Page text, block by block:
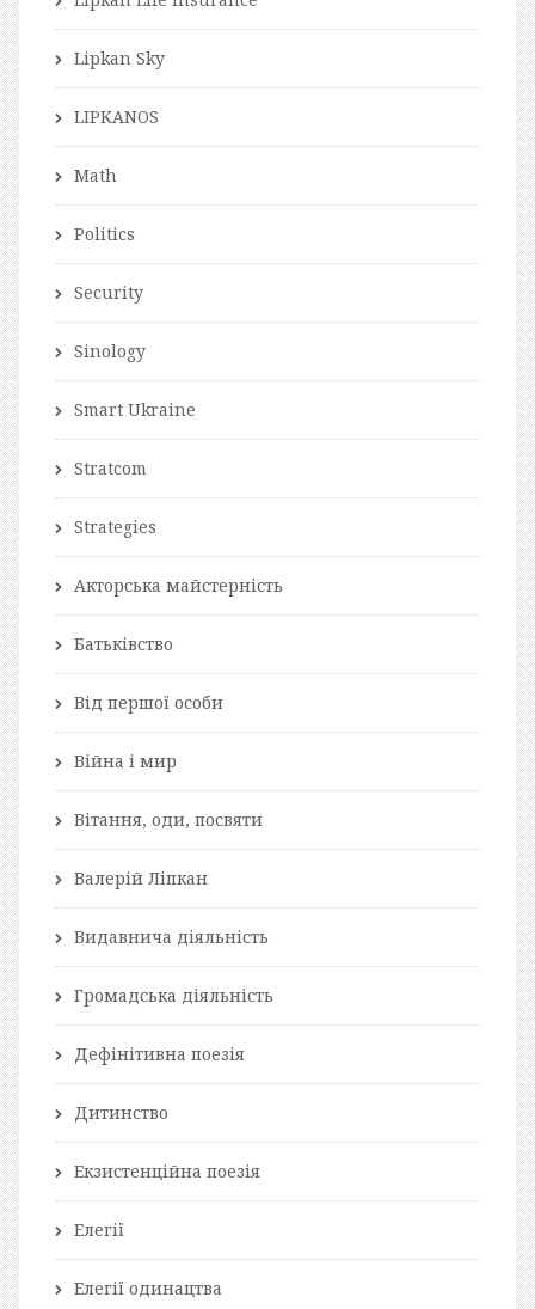
Lipkan Sky
LIPKANOS
Math
Politics
Security
Sinology
Smart Ukraine
Stratcom
Strategies
Акторська майстерність
Батьківство
Від першої особи
Війна і мир
Вітання, оди, посвяти
Валерій Ліпкан
Видавнича діяльність
Громадська діяльність
Дефінітивна поезія
Дитинство
Екзистенційна поезія
Елегії
Елегії одинацтва